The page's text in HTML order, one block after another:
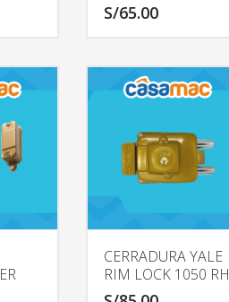
S/65.00
CERRADURA YALE
RIM LOCK 1050 RH